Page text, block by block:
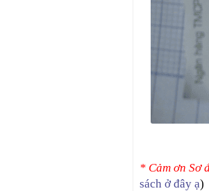
* Cảm ơn Sơ
sách ở đây ạ)